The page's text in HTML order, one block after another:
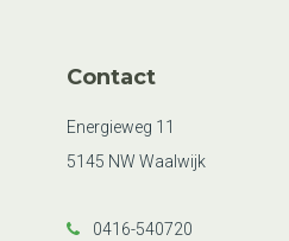
Contact
Energieweg 11
5145 NW Waalwijk
0416-540720